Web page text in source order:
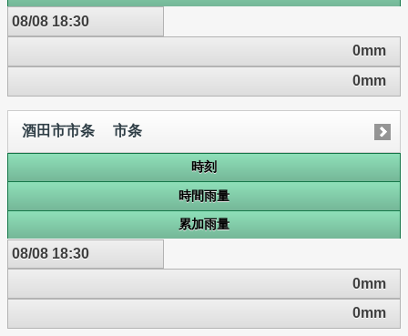
08/08 18:30
0mm
0mm
酒田市市条 市条
時刻
時間雨量
累加雨量
08/08 18:30
0mm
0mm